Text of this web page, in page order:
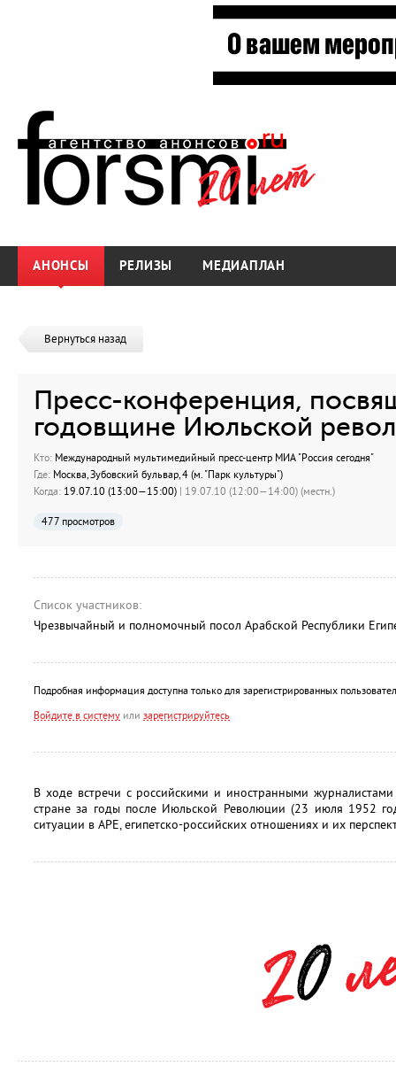
АНОНСЫ РЕЛИЗЫ МЕДИАПЛАН
Вернуться назад
Пресс-конференция,
годовщине Июльской
Кто: Международный мультимедийный пресс-центр МИА "Россия сегодня"
Где: Москва, Зубовский бульвар, 4 (м. "Парк культуры")
Когда: 19.07.10 (13:00—15:00) | 19.07.10 (12:00—14:00) (местн.)
477 просмотров
Список участников:
Чрезвычайный и полномочный посол Арабской Республики
Подробная информация доступна только для зарегистрированных
Войдите в систему или зарегистрируйтесь
В ходе встречи с российскими и иностранными
стране за годы после Июльской Революции (23 июля 1952
ситуации в АРЕ, египетско-российских отношениях и их